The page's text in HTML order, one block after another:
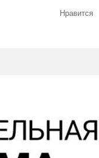
Нравится